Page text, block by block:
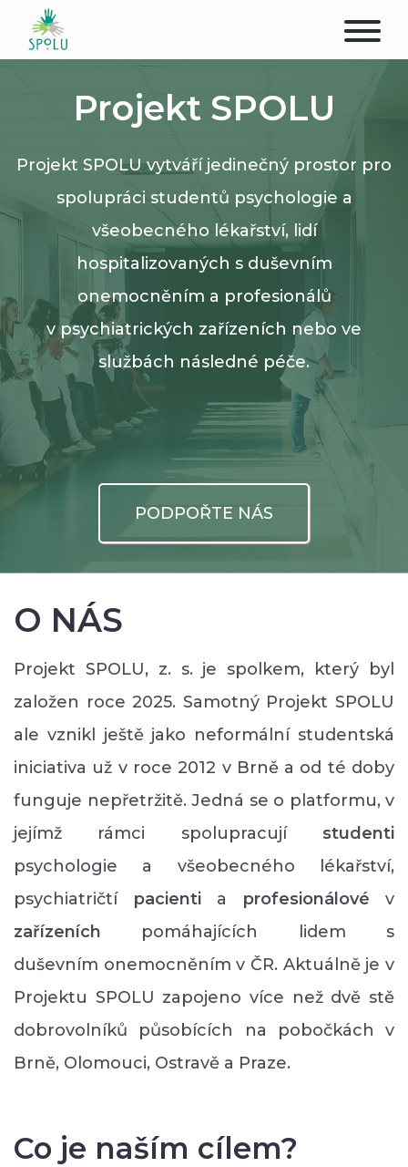
PŮSOBIŠTĚ
KLIENTI
PROFESIONÁLOVÉ
STUDENTI
Projekt SPOLU
Projekt SPOLU vytváří jedinečný prostor pro
spolupráci studentů psychologie a
všeobecného lékařství, lidí
hospitalizovaných s duševním
onemocněním a profesionálů
v psychiatrických zařízeních nebo ve
službách následné péče.
PODPOŘTE NÁS
O NÁS
Projekt SPOLU, z. s. je spolkem, který byl
založen roce 2025. Samotný Projekt SPOLU
ale vznikl ještě jako neformální studentská
iniciativa už v roce 2012 v Brně a od té doby
funguje nepřetržitě. Jedná se o platformu, v
jejímž rámci spolupracují studenti
psychologie a všeobecného lékařství,
psychiatričtí pacientia profesionálové v
zařízeních pomáhajících lidem s
duševním onemocněním v ČR. Aktuálně je v
Projektu SPOLU zapojeno více než dvě stě
dobrovolníků působících na pobočkách v
Brně, Olomouci, Ostravě a Praze.
Co je naším cílem?